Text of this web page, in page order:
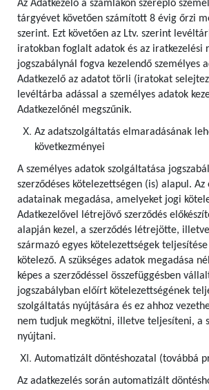
Az Adatkezelő a számlákon szereplő
tárgyévet követően számított 8 évig őrzi
szerint. Ezt követően az Ltv. szerint
iratokban foglalt adatok és az iratkezelési
jogszabálynál fogva kezelendő személyes
Adatkezelő az adatot törli (iratokat
levéltárba adással a személyes adatok
Adatkezelőnél megszűnik.
Az adatszolgáltatás elmaradásának
következményei
A személyes adatok szolgáltatása
szerződéses kötelezettségen (is) alapul.
adatainak megadása, amelyeket jogi
Adatkezelővel létrejövő szerződés
alapján kezel, a szerződés létrejötte, illetve
származó egyes kötelezettségek
kötelező. A szükséges adatok megadása
képes a szerződéssel összefüggésben
jogszabályban előírt kötelezettségének
szolgáltatás nyújtására és ez ahhoz
nem tudjuk megkötni, illetve teljesíteni, a
nyújtani.
Automatizált döntéshozatal (továbbá
Az adatkezelés során automatizált